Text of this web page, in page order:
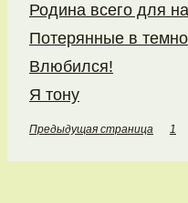
Родина всего для
Потерянные в
Влюбился!
Я тону
Предыдущая страница 1